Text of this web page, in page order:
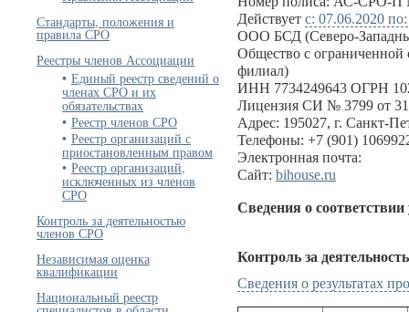
Стандарты, положения и
правила СРО
Реестры членов Ассоциации
Единый реестр сведений о
членах СРО и их
обязательствах
Реестр членов СРО
Реестр организаций с
приостановленным правом
Реестр организаций,
исключенных из членов
СРО
Контроль за деятельностью
членов СРО
Независимая оценка
квалификации
Национальный реестр
Действует с: 07.06.2020
ООО БСД (Северо-
Общество с ограниченной
филиал)
ИНН 7734249643 ОГРН
Лицензия СИ № 3799 от
Адрес: 195027, г. Санкт-
Телефоны: +7 (901)
Электронная почта:
Сайт: bihouse.ru
Сведения о
Контроль за
Сведения о результатах